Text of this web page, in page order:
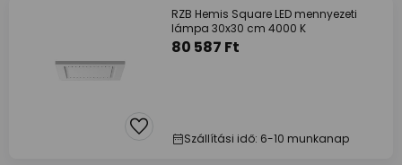
RZB Hemis Square LED mennyezeti
lámpa 30x30 cm 4000 K
80 587 Ft
Szállítási idő: 6-10 munkanap